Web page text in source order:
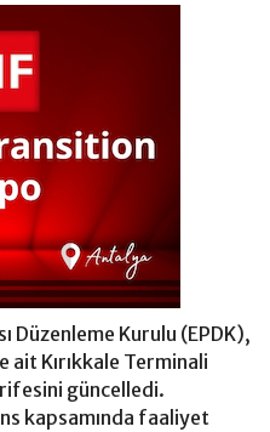
Düzenleme Kurulu (EPDK),
Kırıkkale Terminali
güncelledi.
kapsamında faaliyet